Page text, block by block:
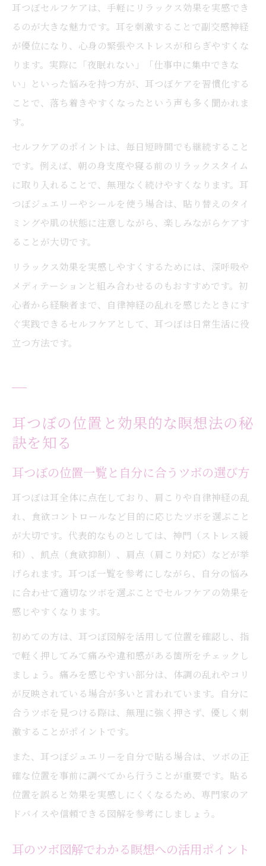
耳つぼセルフケアは、手軽にリラックス効果を実感でき
るのが大きな魅力です。耳を刺激することで副交感神経
が優位になり、心身の緊張やストレスが和らぎやすくな
ります。実際に「夜眠れない」「仕事中に集中できな
い」といった悩みを持つ方が、耳つぼケアを習慣化する
ことで、落ち着きやすくなったという声も多く聞かれま
す。
セルフケアのポイントは、毎日短時間でも継続すること
です。例えば、朝の身支度や寝る前のリラックスタイム
に取り入れることで、無理なく続けやすくなります。耳
つぼジュエリーやシールを使う場合は、貼り替えのタイ
ミングや肌の状態に注意しながら、楽しみながらケアす
ることが大切です。
リラックス効果を実感しやすくするためには、深呼吸や
メディテーションと組み合わせるのもおすすめです。初
心者から経験者まで、自律神経の乱れを感じたときにす
ぐ実践できるセルフケアとして、耳つぼは日常生活に役
立つ方法です。
耳つぼの位置と効果的な瞑想法の秘
訣を知る
耳つぼの位置一覧と自分に合うツボの選び方
耳つぼは耳全体に点在しており、肩こりや自律神経の乱
れ、食欲コントロールなど目的に応じたツボを選ぶこと
が大切です。代表的なものとしては、神門（ストレス緩
和）、飢点（食欲抑制）、肩点（肩こり対応）などが挙
げられます。耳つぼ一覧を参考にしながら、自分の悩み
に合わせて適切なツボを選ぶことでセルフケアの効果を
感じやすくなります。
初めての方は、耳つぼ図解を活用して位置を確認し、指
で軽く押してみて痛みや違和感がある箇所をチェックし
ましょう。痛みを感じやすい部分は、体調の乱れやコリ
が反映されている場合が多いと言われています。自分に
合うツボを見つける際は、無理に強く押さず、優しく刺
激することがポイントです。
また、耳つぼジュエリーを自分で貼る場合は、ツボの正
確な位置を事前に調べてから行うことが重要です。貼る
位置を誤ると効果を実感しにくくなるため、専門家のア
ドバイスや信頼できる図解を参考にしましょう。
耳のツボ図解でわかる瞑想への活用ポイント